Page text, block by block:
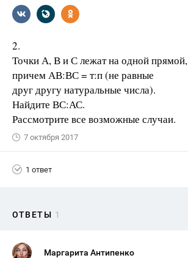
2.
Точки А, В и С лежат на одной прямой,
причем АВ:ВС = т:п (не равные
друг другу натуральные числа).
Найдите ВС:АС.
Рассмотрите все возможные случаи.
7 октября 2017
1 ответ
ОТВЕТЫ 1
Маргарита Антипенко